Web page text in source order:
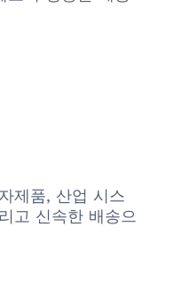
제품, 산업 시스
고 신속한 배송으